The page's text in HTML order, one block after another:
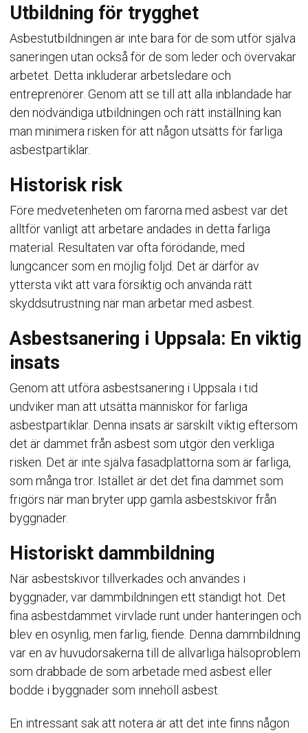
Utbildning för trygghet
Asbestutbildningen är inte bara för de som utför själva
saneringen utan också för de som leder och övervakar
arbetet. Detta inkluderar arbetsledare och
entreprenörer. Genom att se till att alla inblandade har
den nödvändiga utbildningen och rätt inställning kan
man minimera risken för att någon utsätts för farliga
asbestpartiklar.
Historisk risk
Före medvetenheten om farorna med asbest var det
alltför vanligt att arbetare andades in detta farliga
material. Resultaten var ofta förödande, med
lungcancer som en möjlig följd. Det är därför av
yttersta vikt att vara försiktig och använda rätt
skyddsutrustning när man arbetar med asbest.
Asbestsanering i Uppsala: En viktig
insats
Genom att utföra asbestsanering i Uppsala i tid
undviker man att utsätta människor för farliga
asbestpartiklar. Denna insats är särskilt viktig eftersom
det är dammet från asbest som utgör den verkliga
risken. Det är inte själva fasadplattorna som är farliga,
som många tror. Istället är det det fina dammet som
frigörs när man bryter upp gamla asbestskivor från
byggnader.
Historiskt dammbildning
När asbestskivor tillverkades och användes i
byggnader, var dammbildningen ett ständigt hot. Det
fina asbestdammet virvlade runt under hanteringen och
blev en osynlig, men farlig, fiende. Denna dammbildning
var en av huvudorsakerna till de allvarliga hälsoproblem
som drabbade de som arbetade med asbest eller
bodde i byggnader som innehöll asbest.
En intressant sak att notera är att det inte finns någon